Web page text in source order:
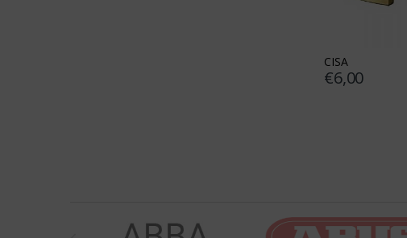
CISA
€6,00